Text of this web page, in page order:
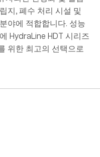
지, 폐수 처리 시설 및
야에 적합합니다. 성능
HydraLine HDT 시리즈
위한 최고의 선택으로